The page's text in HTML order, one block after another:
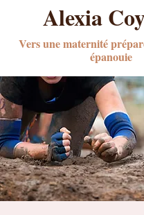
Vers une maternité
épanouie
Alexia